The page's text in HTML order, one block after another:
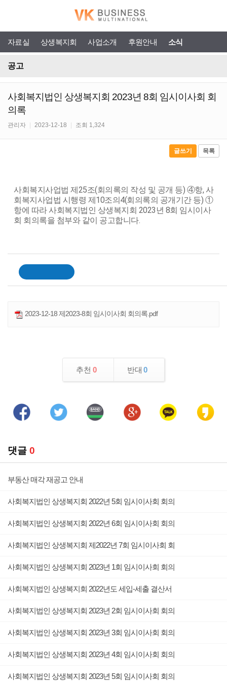
자료실 상생복지회 사업소개 후원안내 소식
공고
사회복지법인 상생복지회 2023년 8회 임시이사회 회
의록
관리자 2023-12-18 조회 1,324
글쓰기 목록
사회복지사업법 제25조(회의록의 작성 및 공개 등) ④항, 사
회복지사업법 시행령 제10조의4(회의록의 공개기간 등) ①
항에 따라 사회복지법인 상생복지회 2023년 8회 임시이사
회 회의록을 첨부와 같이 공고합니다.
2023-12-18 제2023-8회 임시이사회 회의록.pdf
추천 0 반대 0
댓글 0
부동산 매각 재공고 안내
사회복지법인 상생복지회 2022년 5회 임시이사회 회의
사회복지법인 상생복지회 2022년 6회 임시이사회 회의
사회복지법인 상생복지회 제2022년 7회 임시이사회 회
사회복지법인 상생복지회 2023년 1회 임시이사회 회의
사회복지법인 상생복지회 2022년도 세입-세출 결산서
사회복지법인 상생복지회 2023년 2회 임시이사회 회의
사회복지법인 상생복지회 2023년 3회 임시이사회 회의
사회복지법인 상생복지회 2023년 4회 임시이사회 회의
사회복지법인 상생복지회 2023년 5회 임시이사회 회의